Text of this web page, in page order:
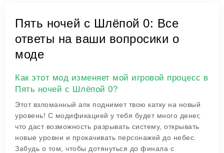
Пять ночей с Шлёпой 0: Все
ответы на ваши вопросики о
моде
Как этот мод изменяет мой игровой процесс в
Пять ночей с Шлёпой 0?
Этот взломанный апк поднимет твою катку на новый
уровень! С модификацией у тебя будет много денег,
что даст возможность разрывать систему, открывать
новые уровни и прокачивать персонажей до небес.
Забудь о том, чтобы дотянуться до финала с